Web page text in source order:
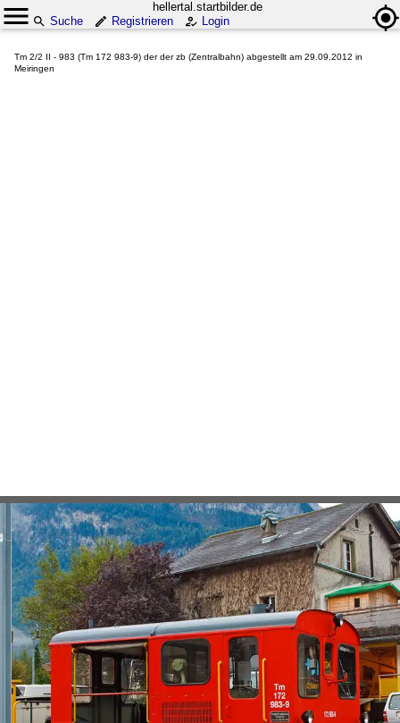
hellertal.startbilder.de
Suche
Registrieren Login
Tm 2/2 II - 983 (Tm 172 983-9) der der zb (Zentralbahn) abgestellt am 29.09.2012 in
Meiringen